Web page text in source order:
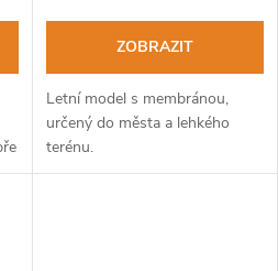
ZOBRAZIT
Letní model s membránou,
určený do města a lehkého
terénu.